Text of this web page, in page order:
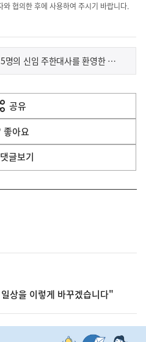
협의한 후에 사용하여 주시기 바랍니다.
[주한대사 신임장 제정식] 15명의 신임 주한대사를 환영한 윤석열 대통령
공유
열
기
좋아요
댓글보기
상을 이렇게 바꾸겠습니다"